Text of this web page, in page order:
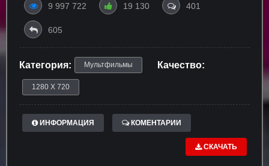
9 997 722 19 130 401
605
Категория: Мультфильмы Качество:
1280 X 720
ИНФОРМАЦИЯ КОМЕНТАРИИ
СКАЧАТЬ